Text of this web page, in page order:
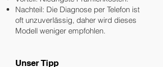
Nachteil: Die Diagnose per Telefon ist
oft unzuverlässig, daher wird dieses
Modell weniger empfohlen.
Unser Tipp